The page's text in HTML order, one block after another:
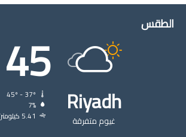
الطقس
Riyadh
غيوم متفرقة
45
7%
5.41 كيلومتر/ساعة